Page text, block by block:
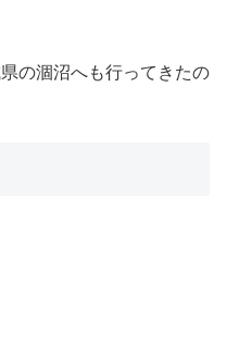
の涸沼へも行ってきたの